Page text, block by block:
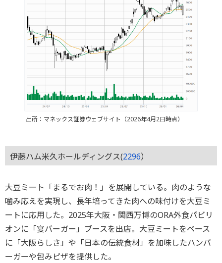
出所：マネックス証券ウェブサイト（2026年4月2日時点）
伊藤ハム米久ホールディングス(2296）
大豆ミート「まるでお肉！」を展開している。肉のような
噛み応えを実現し、長年培ってきた肉への味付けを大豆ミ
ートに応用した。2025年大阪・関西万博のORA外食パビリ
オンに「宴バーガー」ブースを出店。大豆ミートをベース
に「大阪らしさ」や「日本の伝統食材」を加味したハンバ
ーガーや包みピザを提供した。